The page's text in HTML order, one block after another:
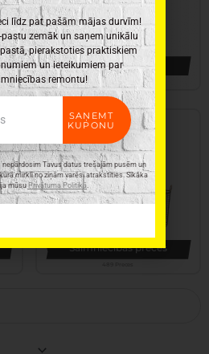
Virtuves piederumi
331 Preces
Saimniecības preces
līdz pat pašām mājas durvīm!
zemāk un saņem unikālu
pierakstoties praktiskiem
un ieteikumiem par
remontu!
SAŅEMT
KUPONU
nepārdosim Tavus datus trešajām pusēm un
mirklī no ziņām varēsi atrakstīties. Sīkāka
mūsuPrivātuma Politikā.